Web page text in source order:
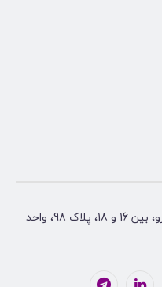
آدرس: مشهد، احمد آباد، بلوار ناصرخسرو، بین 16 و 18، پلاک 98، واحد